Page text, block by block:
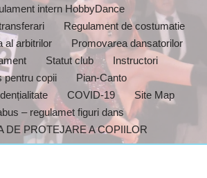
intern HobbyDance
Regulament de costumatie
al arbitrilor
Promovarea dansatorilor
Statut club
Instructori
pentru copii
Pian-Canto
COVID-19
Site Map
– regulamet figuri dans
DE PROTEJARE A COPIILOR